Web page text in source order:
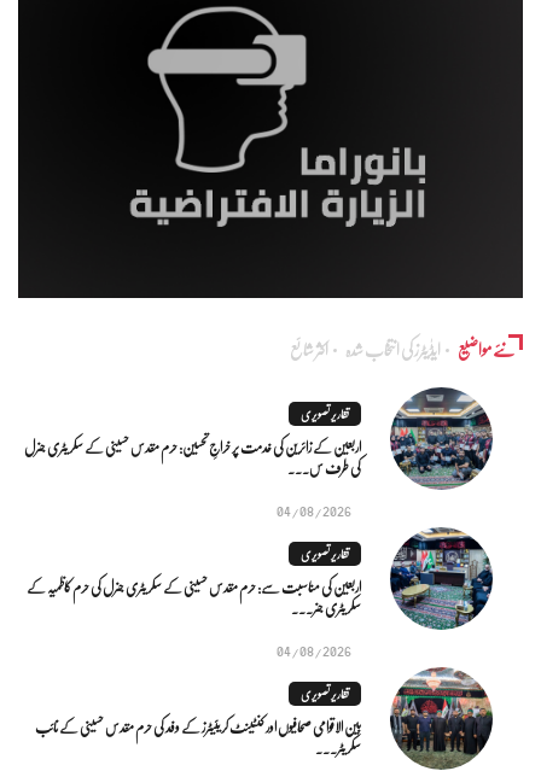
نئے مواضیع ایڈٰیٹرز کی انتخاب شدہ اکثر شائع
تقاریر تصویری
اربعین کے زائرین کی خدمت پر خراجِ تحسین: حرم مقدس حسینی کے سکریٹری جنرل
کی طرف س...
04/08/2026
تقاریر تصویری
اربعین کی مناسبت سے: حرم مقدس حسینی کے سکریٹری جنرل کی حرم کاظمیہ کے
سکریٹری جنر...
04/08/2026
تقاریر تصویری
بین الاقوامی صحافیوں اور کنٹینٹ کریئیٹرز کے وفد کی حرم مقدس حسینی کے نائب
سکریٹر...